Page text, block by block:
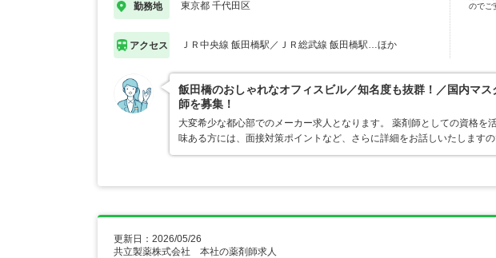
勤務地 東京都 千代田区
アクセス ＪＲ中央線 飯田橋駅／ＪＲ総武線 飯田橋駅…ほか
のでご
飯田橋のおしゃれなオフィスビル／知名度も抜群！／国内マ
師を募集！
大変希少な都心部でのメーカー求人となります。 薬剤師としての資格を
味ある方には、面接対策ポイントなど、さらに詳細をお話しいたします
更新日：2026/05/26
共立製薬株式会社 本社の薬剤師求人